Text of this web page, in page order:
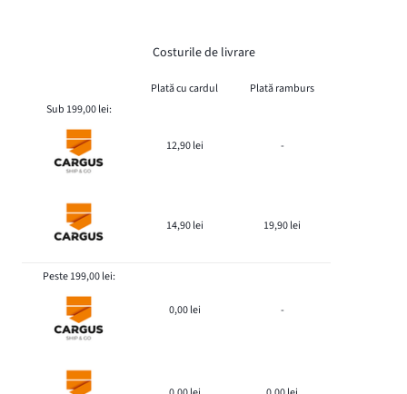
Costurile de livrare
Plată cu cardul
Plată ramburs
Sub 199,00 lei:
12,90 lei -
14,90 lei 19,90 lei
Peste 199,00 lei:
0,00 lei -